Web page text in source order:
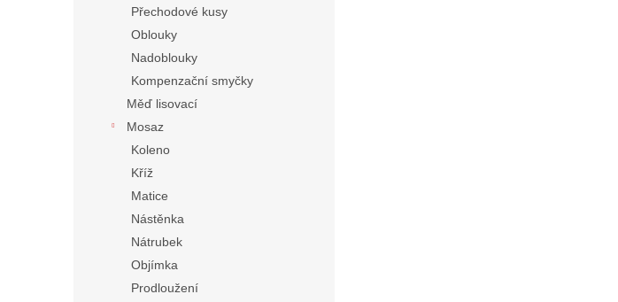
Přechodové kusy
Oblouky
Nadoblouky
Kompenzační smyčky
Měď lisovací
Mosaz
Koleno
Kříž
Matice
Nástěnka
Nátrubek
Objímka
Prodloužení